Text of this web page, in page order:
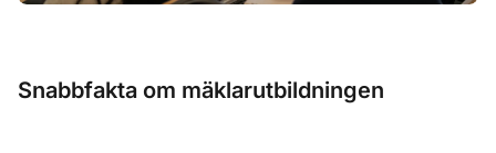
Snabbfakta om mäklarutbildningen